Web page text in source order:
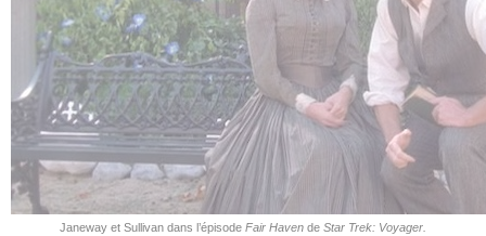
Janeway et Sullivan dans l’épisode Fair Haven de Star Trek: Voyager